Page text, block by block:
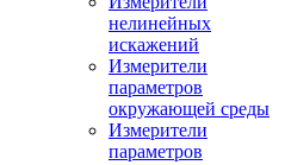
нелинейных
искажений
Измерители
параметров
окружающей среды
Измерители
параметров